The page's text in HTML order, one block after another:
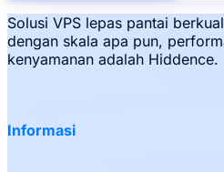
Solusi VPS lepas pantai
dengan skala apa pun,
kenyamanan adalah Hiddence.
Informasi